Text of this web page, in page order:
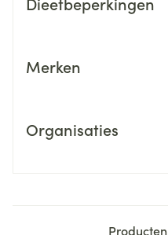
Merken
Organisaties
Producten